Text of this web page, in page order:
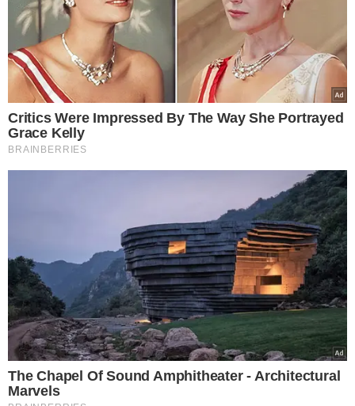
Aoutra festa "Privezinha os Cachorros"foi realizada
em um sítio na PI-112, KM 10, com foliões se encontrando
na Avenida Kennedy em frente a rua que dá acesso ao
bairro Cidade Jardim. Os comboio com os guias, iniciaram
o deslocamento as 21hs00min com intervalos de saida a
cada uma hora, encerrando 01h00min.
Diante das informações coletadas, o Major Kleber
Bezerra realizou uma operação com dois grupos
PM estava monitorando as duas festas após vídeos do convite circularem